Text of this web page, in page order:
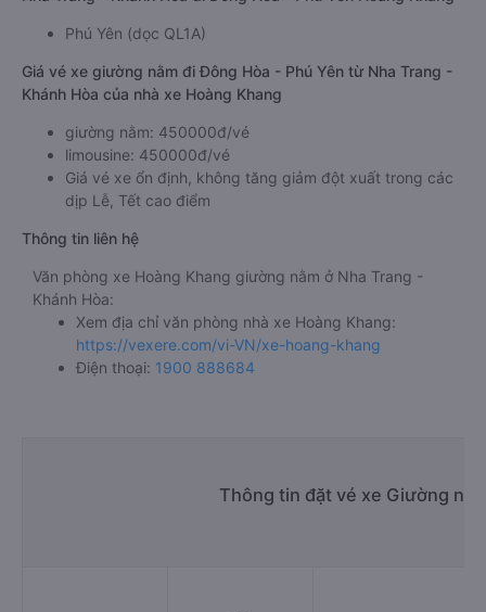
Phú Yên (dọc QL1A)
Giá vé xe giường nằm đi Đông Hòa - Phú Yên từ Nha Trang -
Khánh Hòa của nhà xe Hoàng Khang
giường nằm: 450000đ/vé
limousine: 450000đ/vé
Giá vé xe ổn định, không tăng giảm đột xuất trong các
dịp Lễ, Tết cao điểm
Thông tin liên hệ
Văn phòng xe Hoàng Khang giường nằm ở Nha Trang -
Khánh Hòa:
Xem địa chỉ văn phòng nhà xe Hoàng Khang:
https://vexere.com/vi-VN/xe-hoang-khang
Điện thoại: 1900 888684
Thông tin đặt vé xe Giường